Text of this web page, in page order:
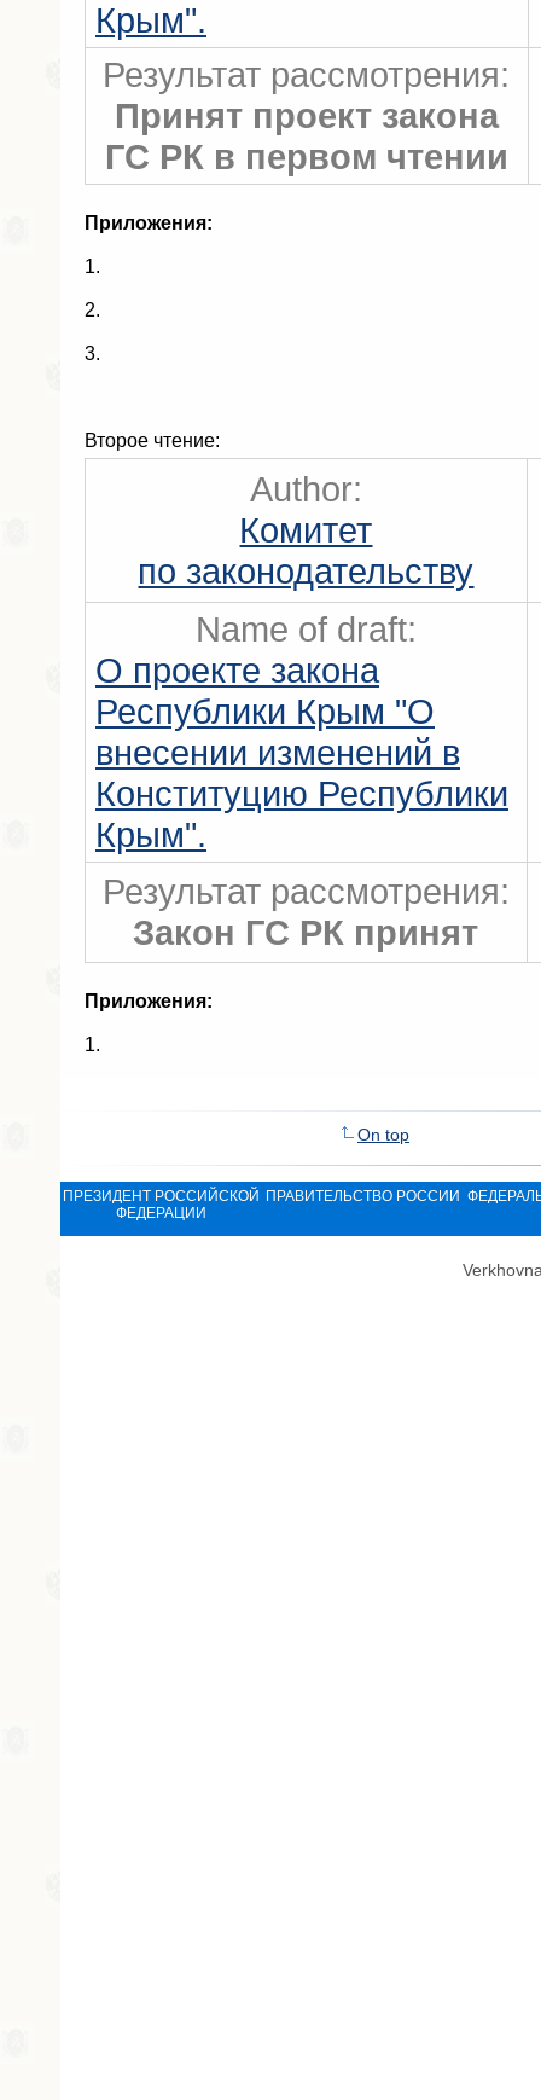
Крым".
Результат рассмотрения:
Принят проект закона
ГС РК в первом чтении
Приложения:
1.
2.
3.
Второе чтение:
Author:
Комитет
по законодательству
Name of draft:
О проекте закона
Республики Крым "О
внесении изменений в
Конституцию Республики
Крым".
Результат рассмотрения:
Закон ГС РК принят
Приложения:
1.
On top
ПРЕЗИДЕНТ РОССИЙСКОЙ
ФЕДЕРАЦИИ
ПРАВИТЕЛЬСТВО РОССИИ